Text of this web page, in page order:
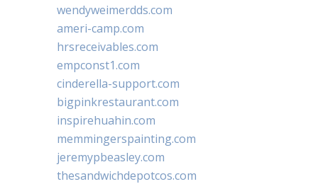
wendyweimerdds.com
ameri-camp.com
hrsreceivables.com
empconst1.com
cinderella-support.com
bigpinkrestaurant.com
inspirehuahin.com
memmingerspainting.com
jeremypbeasley.com
thesandwichdepotcos.com